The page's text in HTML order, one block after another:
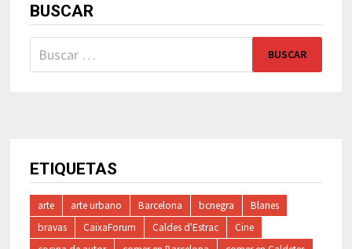
BUSCAR
Buscar:
ETIQUETAS
arte arte urbano Barcelona bcnegra
Blanes
bravas
CaixaForum Caldes d'Estrac
Cine